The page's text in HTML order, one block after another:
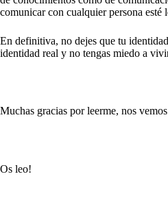
comunicar con cualquier persona esté
En definitiva, no dejes que tu
identidad real y no tengas miedo a
Muchas gracias por leerme, nos
Os leo!